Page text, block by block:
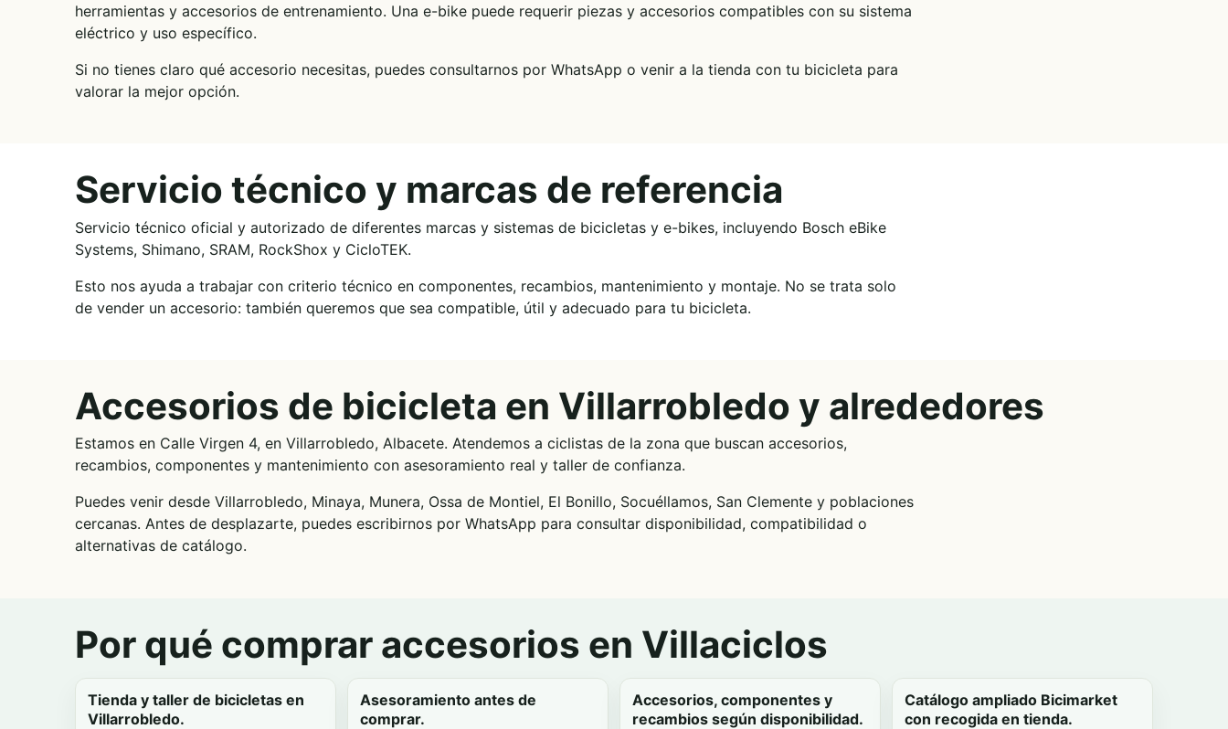
herramientas y accesorios de entrenamiento. Una e-bike puede requerir piezas y accesorios compatibles con su sistema
eléctrico y uso específico.
Si no tienes claro qué accesorio necesitas, puedes consultarnos por WhatsApp o venir a la tienda con tu bicicleta para
valorar la mejor opción.
Servicio técnico y marcas de referencia
Servicio técnico oficial y autorizado de diferentes marcas y sistemas de bicicletas y e-bikes, incluyendo Bosch eBike
Systems, Shimano, SRAM, RockShox y CicloTEK.
Esto nos ayuda a trabajar con criterio técnico en componentes, recambios, mantenimiento y montaje. No se trata solo
de vender un accesorio: también queremos que sea compatible, útil y adecuado para tu bicicleta.
Accesorios de bicicleta en Villarrobledo y alrededores
Estamos en Calle Virgen 4, en Villarrobledo, Albacete. Atendemos a ciclistas de la zona que buscan accesorios,
recambios, componentes y mantenimiento con asesoramiento real y taller de confianza.
Puedes venir desde Villarrobledo, Minaya, Munera, Ossa de Montiel, El Bonillo, Socuéllamos, San Clemente y poblaciones
cercanas. Antes de desplazarte, puedes escribirnos por WhatsApp para consultar disponibilidad, compatibilidad o
alternativas de catálogo.
Por qué comprar accesorios en Villaciclos
Tienda y taller de bicicletas en
Villarrobledo.
Asesoramiento antes de
comprar.
Accesorios, componentes y
recambios según disponibilidad.
Catálogo ampliado Bicimarket
con recogida en tienda.